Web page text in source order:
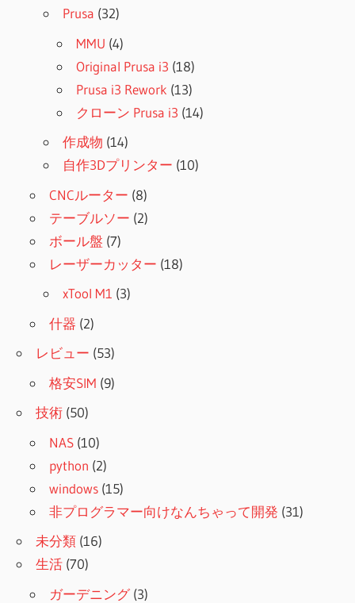
Prusa (32)
MMU (4)
Original Prusa i3 (18)
Prusa i3 Rework (13)
クローン Prusa i3 (14)
作成物 (14)
自作3Dプリンター (10)
CNCルーター (8)
テーブルソー (2)
ボール盤 (7)
レーザーカッター (18)
xTool M1 (3)
什器 (2)
レビュー (53)
格安SIM (9)
技術 (50)
NAS (10)
python (2)
windows (15)
非プログラマー向けなんちゃって開発 (31)
未分類 (16)
生活 (70)
ガーデニング(3)